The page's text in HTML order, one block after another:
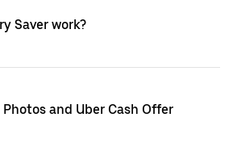
Saver work?
and Uber Cash Offer